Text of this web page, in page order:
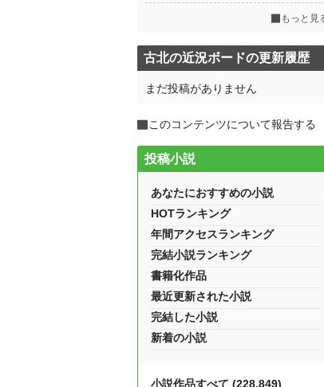
もっと見
古北の近況ボードの更新履歴
まだ投稿がありません
このコンテンツについて報告する
投稿小説
あなたにおすすめの小説
HOTランキング
年間アクセスランキング
完結小説ランキング
書籍化作品
最近更新された小説
完結した小説
新着の小説
小説作品すべて (228,849)